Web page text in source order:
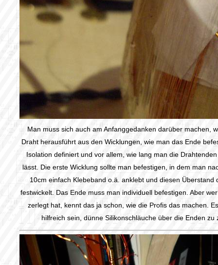
Man muss sich auch am Anfanggedanken darüber machen,
Draht herausführt aus den Wicklungen, wie man das Ende
Isolation definiert und vor allem, wie lang man die
lässt. Die erste Wicklung sollte man befestigen, in dem man
10cm einfach Klebeband o.ä. anklebt und diesen Überstand
festwickelt. Das Ende muss man individuell befestigen. Aber
zerlegt hat, kennt das ja schon, wie die Profis das machen.
hilfreich sein, dünne Silikonschläuche über die Enden zu